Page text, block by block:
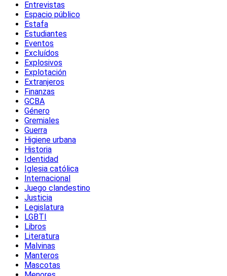
Entrevistas
Espacio público
Estafa
Estudiantes
Eventos
Excluídos
Explosivos
Explotación
Extranjeros
Finanzas
GCBA
Género
Gremiales
Guerra
Higiene urbana
Historia
Identidad
Iglesia católica
Internacional
Juego clandestino
Justicia
Legislatura
LGBTI
Libros
Literatura
Malvinas
Manteros
Mascotas